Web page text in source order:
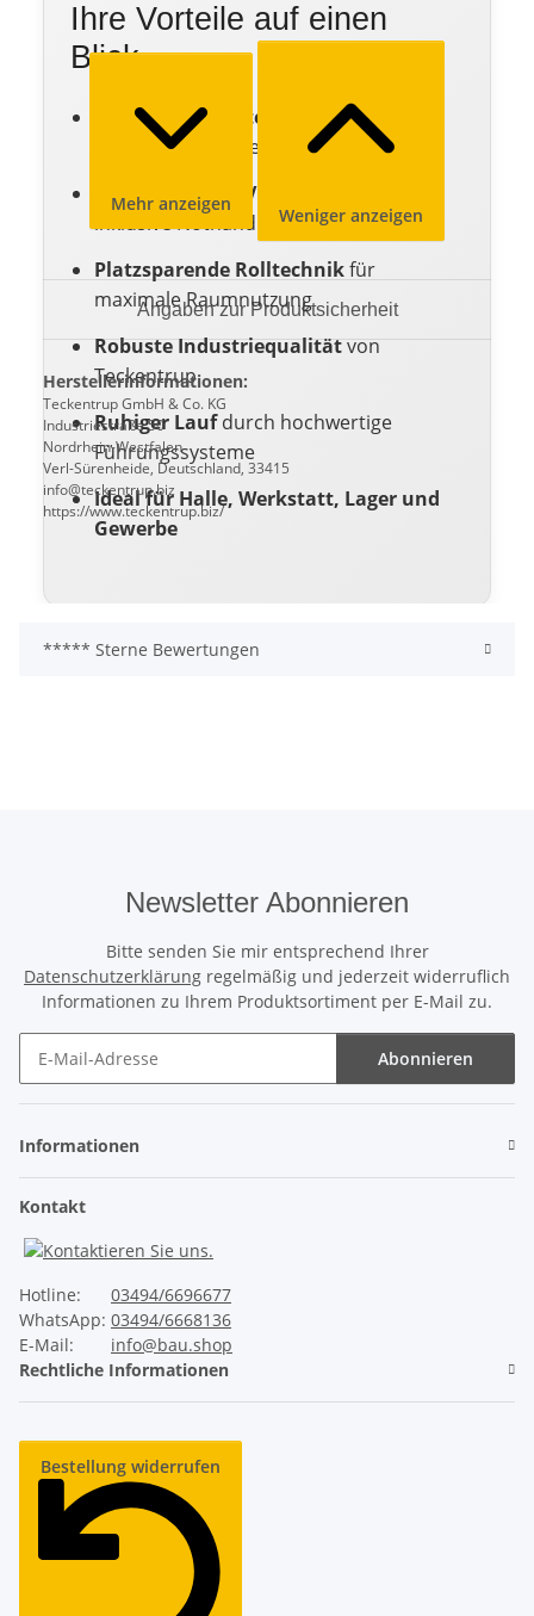
Ihre Vorteile auf einen
Blick
Wärmegedämmte Stahlprofile
reduzierte Energieverluste
Elektrischer 400V Aufsteckantrieb
inklusive Nothandkurbel
Platzsparende Rolltechnikfür
maximale Raumnutzung
Robuste Industriequalitätvon
Teckentrup
Ruhiger Laufdurch hochwertige
Führungssysteme
Ideal für Halle, Werkstatt, Lager und
Gewerbe
lauteren Laufgeräuschen und steigenden
Betriebskosten.
Das ThermoTeck setzt bewusst auf professionelle
Industriequalität: mehr Dämmleistung, mehr
Laufruhe, mehr Sicherheit und eine deutlich
höhere Wertbeständigkeit.
Der direkte Vergleich
Wärmedämmung
Normale Billig-Rolltore
Ausgeschäumte Profile
Unser ThermoTeck
Normale Billig-Rolltore
Mehr anzeigen
Weniger anzeigen
Angaben zur Produktsicherheit
Herstellerinformationen:
Teckentrup GmbH & Co. KG
Industriestraße 50
Nordrhein-Westfalen
Verl-Sürenheide, Deutschland, 33415
info@teckentrup.biz
https://www.teckentrup.biz/
***** Sterne Bewertungen
Newsletter Abonnieren
Bitte senden Sie mir entsprechend Ihrer
Datenschutzerklärung regelmäßig und jederzeit widerruflich
Informationen zu Ihrem Produktsortiment per E-Mail zu.
Abonnieren
Informationen
Kontakt
Hotline:
03494/6696677
WhatsApp: 03494/6668136
E-Mail:
info@bau.shop
Rechtliche Informationen
Bestellung widerrufen